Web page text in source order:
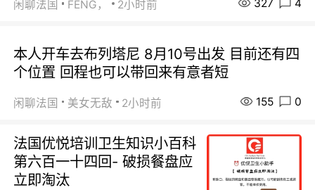
闲聊法国 FENG， 2小时前 327 4
本人开车去布列塔尼 8月10号出发 目前还有四
个位置 回程也可以带回来有意者短
闲聊法国 美女无敌 2小时前 155 0
法国优悦培训卫生知识小百科
第六百一十四回- 破损餐盘应
立即淘汰